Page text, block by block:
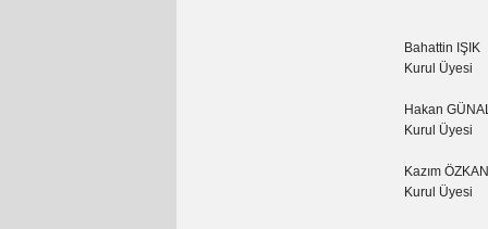
Bahattin IŞIK
Kurul Üyesi
Hakan
Kurul Üyesi
Kazım ÖZKAN
Kurul Üyesi